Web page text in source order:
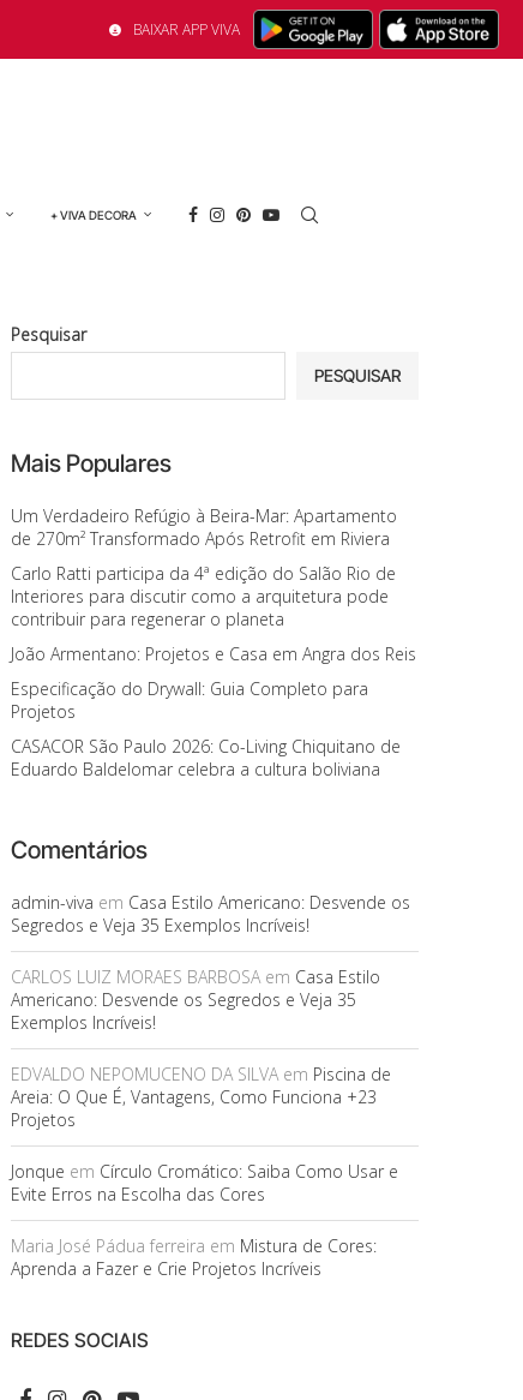
BAIXAR APP VIVA
+ VIVA DECORA
Pesquisar
PESQUISAR
Mais Populares
Um Verdadeiro Refúgio à Beira-Mar: Apartamento
de 270m² Transformado Após Retrofit em Riviera
Carlo Ratti participa da 4ª edição do Salão Rio de
Interiores para discutir como a arquitetura pode
contribuir para regenerar o planeta
João Armentano: Projetos e Casa em Angra dos Reis
Especificação do Drywall: Guia Completo para
Projetos
CASACOR São Paulo 2026: Co-Living Chiquitano de
Eduardo Baldelomar celebra a cultura boliviana
Comentários
admin-viva em Casa Estilo Americano: Desvende os
Segredos e Veja 35 Exemplos Incríveis!
CARLOS LUIZ MORAES BARBOSAem Casa Estilo
Americano: Desvende os Segredos e Veja 35
Exemplos Incríveis!
EDVALDO NEPOMUCENO DA SILVAem Piscina de
Areia: O Que É, Vantagens, Como Funciona +23
Projetos
Jonque em Círculo Cromático: Saiba Como Usar e
Evite Erros na Escolha das Cores
Maria José Pádua ferreira em Mistura de Cores:
Aprenda a Fazer e Crie Projetos Incríveis
REDES SOCIAIS